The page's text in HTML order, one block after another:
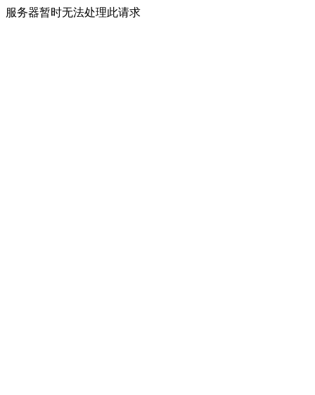
服务器暂时无法处理此请求